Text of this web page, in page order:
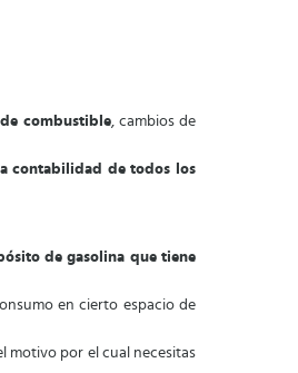
combustible, cambios de
contabilidad de todos los
de gasolina que tiene
en cierto espacio de
motivo por el cual necesitas